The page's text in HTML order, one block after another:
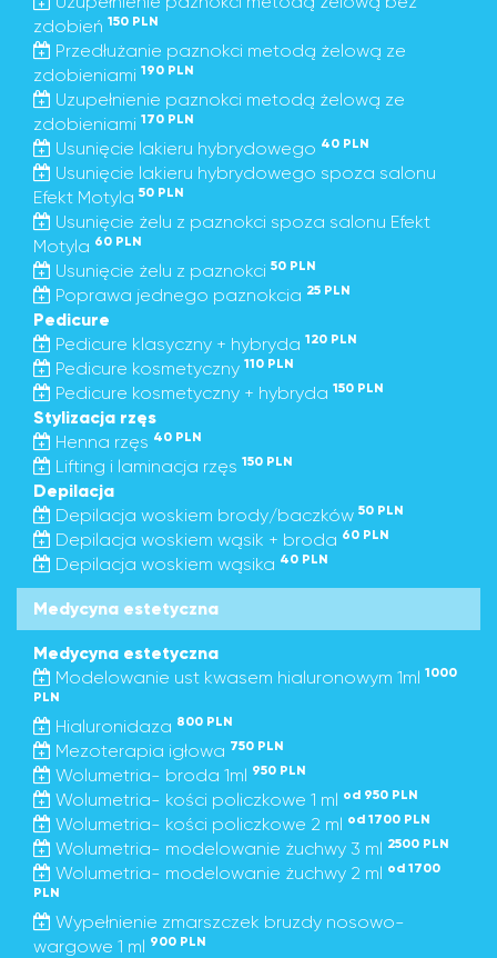
zdobień 150 PLN
Przedłużanie paznokci metodą żelową ze
zdobieniami 190 PLN
Uzupełnienie paznokci metodą żelową ze
zdobieniami 170 PLN
Usunięcie lakieru hybrydowego 40 PLN
Usunięcie lakieru hybrydowego spoza salonu
Efekt Motyla 50 PLN
Usunięcie żelu z paznokci spoza salonu Efekt
Motyla 60 PLN
Usunięcie żelu z paznokci 50 PLN
Poprawa jednego paznokcia 25 PLN
Pedicure
Pedicure klasyczny + hybryda 120 PLN
Pedicure kosmetyczny 110 PLN
Pedicure kosmetyczny + hybryda 150 PLN
Stylizacja rzęs
Henna rzęs 40 PLN
Lifting i laminacja rzęs 150 PLN
Depilacja
Depilacja woskiem brody/baczków 50 PLN
Depilacja woskiem wąsik + broda 60 PLN
Depilacja woskiem wąsika 40 PLN
Medycyna estetyczna
Medycyna estetyczna
Modelowanie ust kwasem hialuronowym 1ml 1000
PLN
Hialuronidaza 800 PLN
Mezoterapia igłowa 750 PLN
Wolumetria- broda 1ml 950 PLN
Wolumetria- kości policzkowe 1 ml od 950 PLN
Wolumetria- kości policzkowe 2 ml od 1700 PLN
Wolumetria- modelowanie żuchwy 3 ml 2500 PLN
Wolumetria- modelowanie żuchwy 2 ml od 1700
PLN
Wypełnienie zmarszczek bruzdy nosowo-
wargowe 1 ml 900 PLN